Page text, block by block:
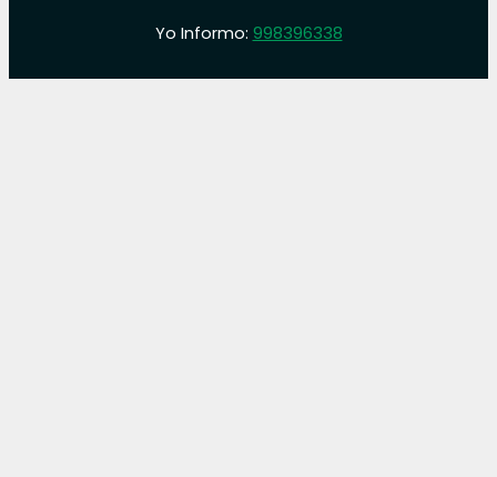
Yo Informo: 998396338